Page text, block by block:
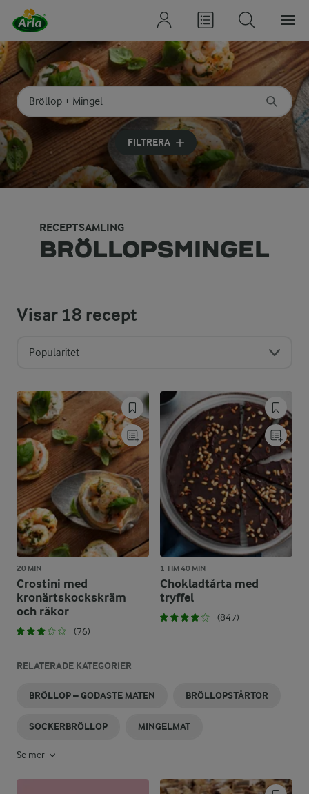
Sök på kategori eller ingrediens
Skriv in sökord för att få förslag
FILTRERA
RECEPTSAMLING
BRÖLLOPSMINGEL
Visar18 recept
Popularitet
20 MIN
Crostini med
kronärtskockskräm
och räkor
(76)
1 TIM 40 MIN
Chokladtårta med
tryffel
(847)
RELATERADE KATEGORIER
BRÖLLOP – GODASTE MATEN BRÖLLOPSTÅRTOR
SOCKERBRÖLLOP MINGELMAT
Se mer